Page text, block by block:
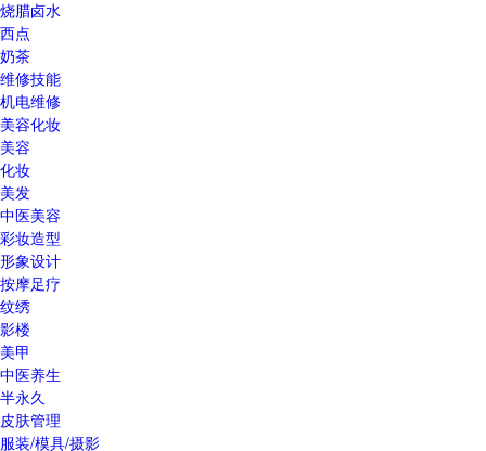
烧腊卤水
西点
奶茶
维修技能
机电维修
美容化妆
美容
化妆
美发
中医美容
彩妆造型
形象设计
按摩足疗
纹绣
影楼
美甲
中医养生
半永久
皮肤管理
服装/模具/摄影